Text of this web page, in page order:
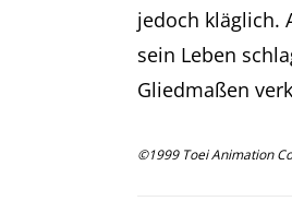
jedoch kläglich.
sein Leben
Gliedmaßen
©1999 Toei Animation